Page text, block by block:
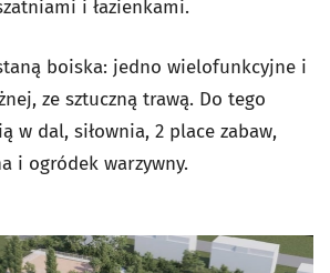
i łazienkami.
boiska: jedno wielofunkcyjne i
ze sztuczną trawą. Do tego
w dal, siłownia, 2 place zabaw,
i ogródek warzywny.